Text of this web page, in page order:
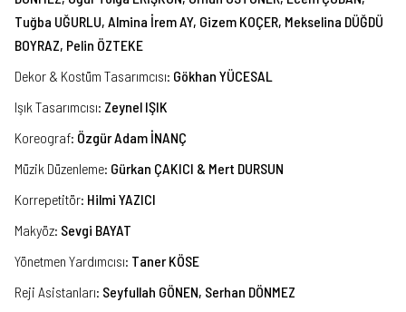
Tuğba UĞURLU, Almina İrem AY, Gizem KOÇER, Mekselina DÜĞDÜ
BOYRAZ, Pelin ÖZTEKE
Dekor & Kostüm Tasarımcısı: Gökhan YÜCESAL
Işık Tasarımcısı: Zeynel IŞIK
Koreograf: Özgür Adam İNANÇ
Müzik Düzenleme: Gürkan ÇAKICI & Mert DURSUN
Korrepetitör: Hilmi YAZICI
Makyöz: Sevgi BAYAT
Yönetmen Yardımcısı: Taner KÖSE
Reji Asistanları: Seyfullah GÖNEN, Serhan DÖNMEZ